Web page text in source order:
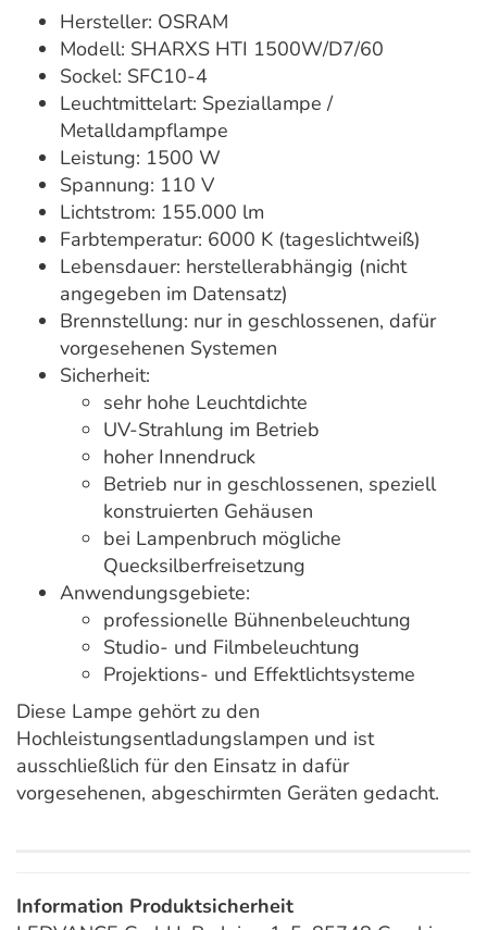
Hersteller: OSRAM
Modell: SHARXS HTI 1500W/D7/60
Sockel: SFC10-4
Leuchtmittelart: Speziallampe /
Metalldampflampe
Leistung: 1500 W
Spannung: 110 V
Lichtstrom: 155.000 lm
Farbtemperatur: 6000 K (tageslichtweiß)
Lebensdauer: herstellerabhängig (nicht
angegeben im Datensatz)
Brennstellung: nur in geschlossenen, dafür
vorgesehenen Systemen
Sicherheit:
sehr hohe Leuchtdichte
UV-Strahlung im Betrieb
hoher Innendruck
Betrieb nur in geschlossenen, speziell
konstruierten Gehäusen
bei Lampenbruch mögliche
Quecksilberfreisetzung
Anwendungsgebiete:
professionelle Bühnenbeleuchtung
Studio- und Filmbeleuchtung
Projektions- und Effektlichtsysteme
Diese Lampe gehört zu den
Hochleistungsentladungslampen und ist
ausschließlich für den Einsatz in dafür
vorgesehenen, abgeschirmten Geräten gedacht.
Information Produktsicherheit